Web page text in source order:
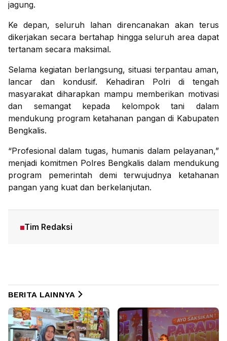
jagung.
Ke depan, seluruh lahan direncanakan akan terus
dikerjakan secara bertahap hingga seluruh area dapat
tertanam secara maksimal.
Selama kegiatan berlangsung, situasi terpantau aman,
lancar dan kondusif. Kehadiran Polri di tengah
masyarakat diharapkan mampu memberikan motivasi
dan semangat kepada kelompok tani dalam
mendukung program ketahanan pangan di Kabupaten
Bengkalis.
“Profesional dalam tugas, humanis dalam pelayanan,”
menjadi komitmen Polres Bengkalis dalam mendukung
program pemerintah demi terwujudnya ketahanan
pangan yang kuat dan berkelanjutan.
Tim Redaksi
BERITA LAINNYA